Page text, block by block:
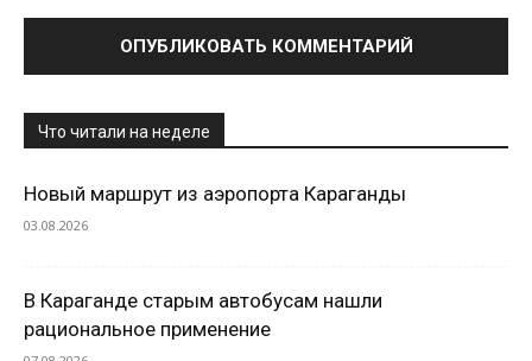
Что читали на неделе
Новый маршрут из аэропорта Караганды
03.08.2026
В Караганде старым автобусам нашли
рациональное применение